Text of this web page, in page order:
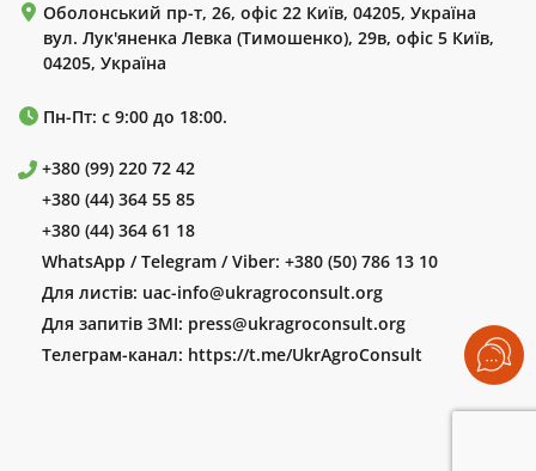
Оболонський пр-т, 26, офіс 22 Київ, 04205, Україна
вул. Лук'яненка Левка (Тимошенко), 29в, офіс 5 Київ,
04205, Україна
Пн-Пт: с 9:00 до 18:00.
+380 (99) 220 72 42
+380 (44) 364 55 85
+380 (44) 364 61 18
WhatsApp / Telegram / Viber: +380 (50) 786 13 10
Для листів: uac-info@ukragroconsult.org
Для запитів ЗМІ: press@ukragroconsult.org
Телеграм-канал: https://t.me/UkrAgroConsult